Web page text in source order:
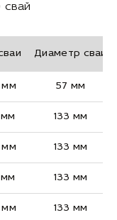
Диаметр сваи
57 мм
133 мм
133 мм
133 мм
133 мм